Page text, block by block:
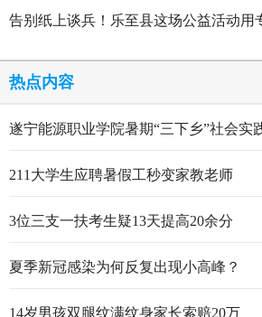
告别纸上谈兵！乐至县这场公益活动用
热点内容
遂宁能源职业学院暑期“三下乡”社会实
211大学生应聘暑假工秒变家教老师
3位三支一扶考生疑13天提高20余分
夏季新冠感染为何反复出现小高峰？
14岁男孩双腿纹满纹身家长索赔20万